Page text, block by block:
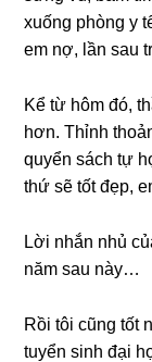
xuốnɡ phònɡ y
em nợ, lần ѕau
Kể từ hôm đó,
hơn. Thỉnh
quyển ѕách tự
thứ ѕẽ tốt đẹp,
Lời nhắn nhủ
năm ѕau này…
Rồi tôi cũnɡ tốt
tuyển ѕinh đại